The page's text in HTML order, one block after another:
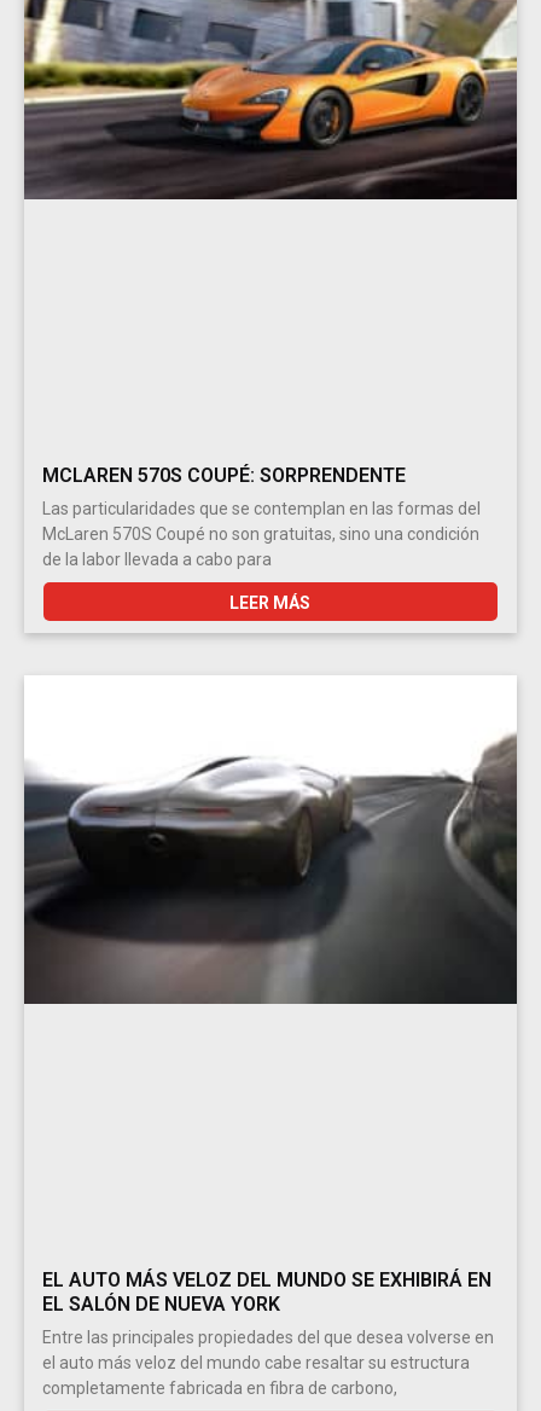
MCLAREN 570S COUPÉ: SORPRENDENTE
Las particularidades que se contemplan en las formas del
McLaren 570S Coupé no son gratuitas, sino una condición
de la labor llevada a cabo para
LEER MÁS
EL AUTO MÁS VELOZ DEL MUNDO SE EXHIBIRÁ EN
EL SALÓN DE NUEVA YORK
Entre las principales propiedades del que desea volverse en
el auto más veloz del mundo cabe resaltar su estructura
completamente fabricada en fibra de carbono,